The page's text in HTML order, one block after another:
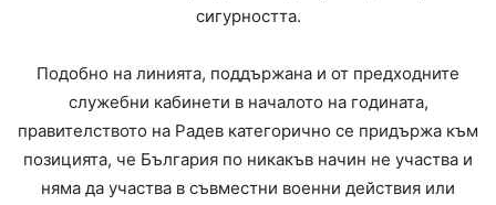
сигурността.
Подобно на линията, поддържана и от предходните
служебни кабинети в началото на годината,
правителството на Радев категорично се придържа към
позицията, че България по никакъв начин не участва и
няма да участва в съвместни военни действия или